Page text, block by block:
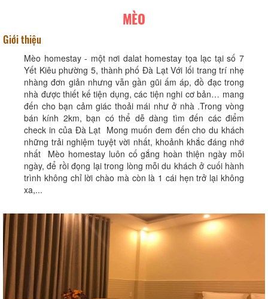
MÈO
Giới thiệu
Mèo homestay - một nơi dalat homestay tọa lạc tại số 7
Yết Kiêu phường 5, thành phố Đà Lạt Với lối trang trí nhẹ
nhàng đơn giản nhưng vẫn gần gũi ấm áp, đồ đạc trong
nhà được thiết kế tiện dụng, các tiện nghi cơ bản… mang
đến cho bạn cảm giác thoải mái như ở nhà .Trong vòng
bán kính 2km, bạn có thể dễ dàng tìm đến các điểm
check in của Đà Lạt Mong muốn đem đến cho du khách
những trải nghiệm tuyệt vời nhất, khoảnh khắc đáng nhớ
nhất Mèo homestay luôn cố gắng hoàn thiện ngày mỗi
ngày, để rồi đọng lại trong lòng mỗi du khách ở cuối hành
trình không chỉ lời chào mà còn là 1 cái hẹn trở lại không
xa,...